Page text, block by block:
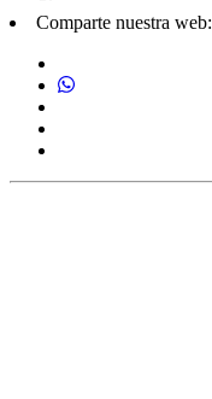
Comparte nuestra web: